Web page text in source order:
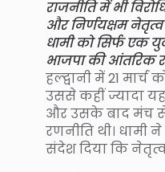
राजनीति में भी
और निर्णयक्षम
धामी को सिर्फ एक
भाजपा की आंतरिक
हल्द्वानी में 21
उससे कहीं ज्यादा
और उसके बाद मंच से
रणनीति थी।
संदेश दिया कि